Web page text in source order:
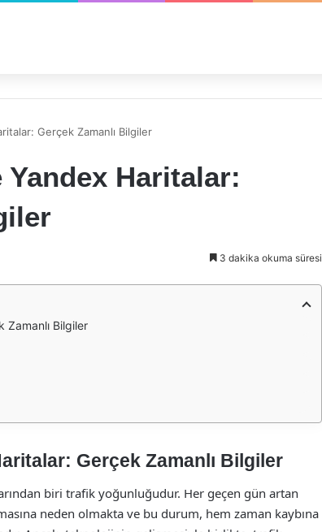
Gerçek Zamanlı Bilgiler
Haritalar:
3 dakika okuma süresi
Zamanlı Bilgiler
Gerçek Zamanlı Bilgiler
biri trafik yoğunluğudur. Her geçen gün artan
neden olmakta ve bu durum, hem zaman kaybına